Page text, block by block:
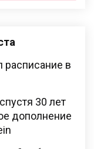
расписание в
30 лет
дополнение